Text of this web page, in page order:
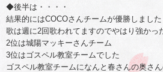
◆後半は・・・・
結果的にはCOCOさんチームが優勝しました
歌は週に2回歌われてますのでやはり強かっ
2位は城陽マッキーさんチーム
3位はゴスペル教室チームでした
ゴスペル教室チームになんと春さんの奥さ